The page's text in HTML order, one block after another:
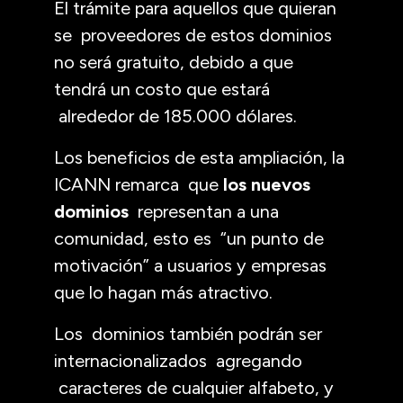
El trámite para aquellos que quieran
se proveedores de estos dominios
no será gratuito, debido a que
tendrá un costo que estará
alrededor de 185.000 dólares.
Los beneficios de esta ampliación, la
ICANN remarca que los nuevos
dominios representan a una
comunidad, esto es “un punto de
motivación” a usuarios y empresas
que lo hagan más atractivo.
Los dominios también podrán ser
internacionalizados agregando
caracteres de cualquier alfabeto, y